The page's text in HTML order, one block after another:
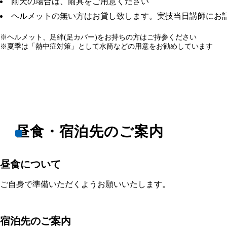
ヘルメットの無い方はお貸し致します。実技当日講師にお
※ヘルメット、足絆(足カバー)をお持ちの方はご持参ください
※夏季は「熱中症対策」として水筒などの用意をお勧めしています
昼食・宿泊先のご案内
昼食について
ご自身で準備いただくようお願いいたします。
宿泊先のご案内